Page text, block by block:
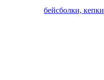
бейсболки, кепки